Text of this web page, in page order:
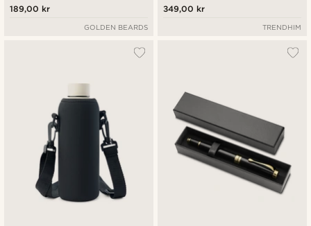
189,00 kr
GOLDEN BEARDS
349,00 kr
TRENDHIM